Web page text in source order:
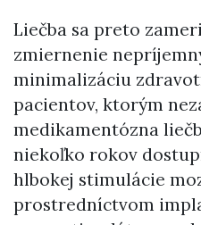
Liečba sa preto
zmiernenie
minimalizáciu
pacientov, ktorým
medikamentózna
niekoľko rokov
hlbokej stimulácie
prostredníctvom